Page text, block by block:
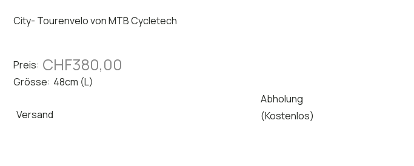
City- Tourenvelo von MTB Cycletech
Preis: CHF380,00
Grösse: 48cm (L)
Versand
Abholung
( Kostenlos)